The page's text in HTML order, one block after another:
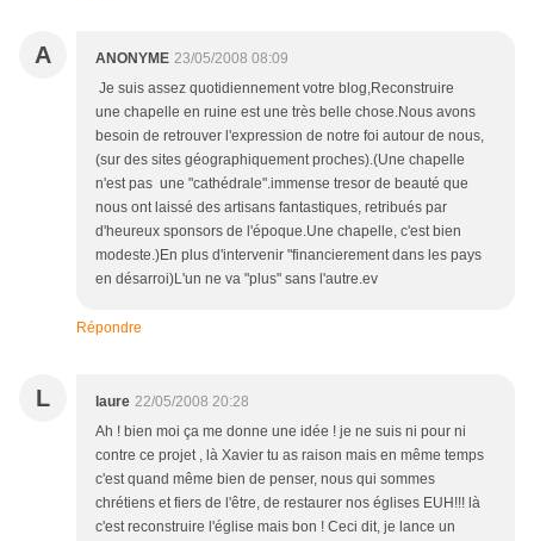
A ANONYME 23/05/2008 08:09
Je suis assez quotidiennement votre blog,Reconstruire
une chapelle en ruine est une très belle chose.Nous avons
besoin de retrouver l'expression de notre foi autour de nous,
(sur des sites géographiquement proches).(Une chapelle
n'est pas une "cathédrale".immense tresor de beauté que
nous ont laissé des artisans fantastiques, retribués par
d'heureux sponsors de l'époque.Une chapelle, c'est bien
modeste.)En plus d'intervenir "financierement dans les pays
en désarroi)L'un ne va "plus" sans l'autre.ev
Répondre
L laure 22/05/2008 20:28
Ah ! bien moi ça me donne une idée ! je ne suis ni pour ni
contre ce projet , là Xavier tu as raison mais en même temps
c'est quand même bien de penser, nous qui sommes
chrétiens et fiers de l'être, de restaurer nos églises EUH!!! là
c'est reconstruire l'église mais bon ! Ceci dit, je lance un